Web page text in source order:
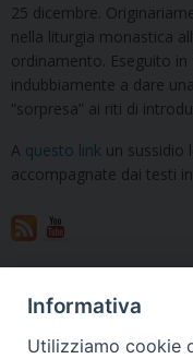
25 dicembre.
nella liturgia monastica
ordinamento. Eseguito
indubbiamente a dare
“sorpresa” ai riti di
A questo link un sussidio
accompagnate dai testi
Informativa
Utilizziamo cookie